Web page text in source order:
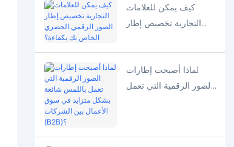
كيف يمكن للعلامات
التجارية تخصيص إطار
الخاص بك بكفاءة؟
لماذا أصبحت إطارات
الصور الرقمية التي تعمل